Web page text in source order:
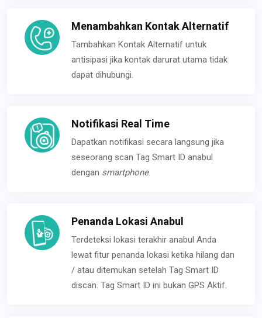
Menambahkan Kontak Alternatif
Tambahkan Kontak Alternatif untuk
antisipasi jika kontak darurat utama tidak
dapat dihubungi.
Notifikasi Real Time
Dapatkan notifikasi secara langsung jika
seseorang scan Tag Smart ID anabul
dengan smartphone.
Penanda Lokasi Anabul
Terdeteksi lokasi terakhir anabul Anda
lewat fitur penanda lokasi ketika hilang dan
/ atau ditemukan setelah Tag Smart ID
discan. Tag Smart ID ini bukan GPS Aktif.